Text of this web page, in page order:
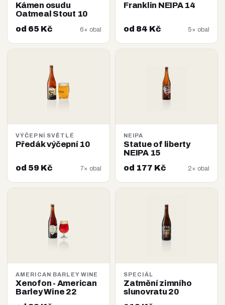
Kámen osudu
Oatmeal Stout 10
od 65 Kč
6× obal
Franklin NEIPA 14
od 84 Kč 5× obal
VÝČEPNÍ SVĚTLÉ
Předák výčepní 10
od 59 Kč 7× obal
NEIPA
Statue of liberty
NEIPA 15
od 177 Kč
2× obal
AMERICAN BARLEY WINE
Xenofon - American
Barley Wine 22
SPECIÁL
Zatmění zimního
slunovratu 20